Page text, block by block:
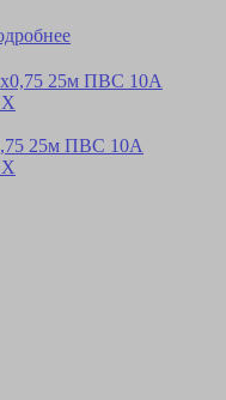
25м ПВС 10А